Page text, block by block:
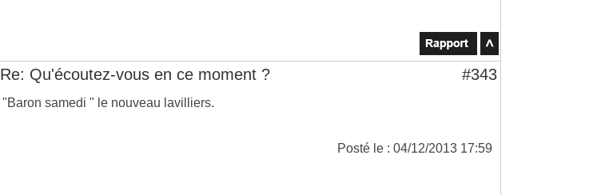
Re: Qu'écoutez-vous en ce moment ? #343
"Baron samedi " le nouveau lavilliers.
Posté le : 04/12/2013 17:59